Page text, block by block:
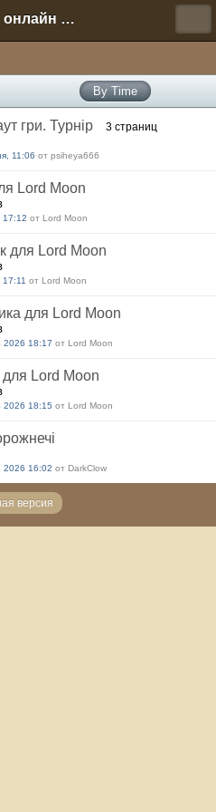
Форум онлайн игры "Новая Эра" (Нюра Биз)
By Time
гри. Турнір 3 страниц
11:06 от psiheya666
Lord Moon
17:12 от Lord Moon
для Lord Moon
от Lord Moon
для Lord Moon
2026 18:17 от Lord Moon
Lord Moon
2026 18:15 от Lord Moon
2026 16:02 от DarkClow
версия